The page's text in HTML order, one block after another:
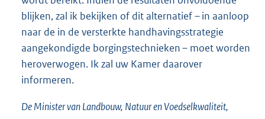
blijken, zal ik bekijken of dit alternatief – in aanloop
naar de in de versterkte handhavingsstrategie
aangekondigde borgingstechnieken – moet worden
heroverwogen. Ik zal uw Kamer daarover
informeren.
De Minister van Landbouw, Natuur en Voedselkwaliteit,